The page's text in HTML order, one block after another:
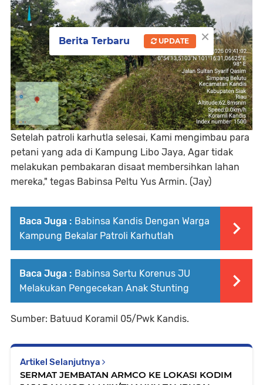
Setelah patroli karhutla selesai, Kami mengimbau para
petani yang ada di Kampung Libo Jaya, Agar tidak
melakukan pembakaran disaat membersihkan lahan
mereka," tegas Babinsa Peltu Yus Armin. (Jay)
Baca Juga : Babinsa Kandis Dengan Warga
Kampung Bekalar Patroli Karhutlah
Baca Juga : Babinsa Sertu Korenus JU
Melakukan Pengecekan Anak Stunting
Sumber: Batuud Koramil 05/Pwk Kandis.
Artikel Selanjutnya
SERMAT JEMBATAN ARMCO KE LOKASI KODIM
×
Berita Terbaru UPDATE